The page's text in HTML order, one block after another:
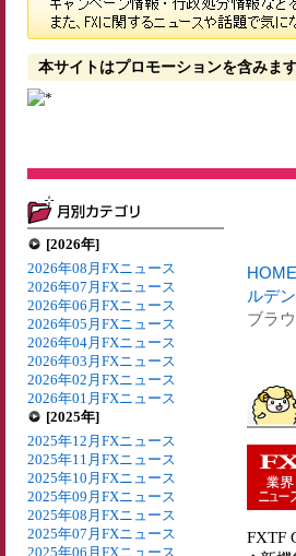
本サイトはプロモーションを含みま
[2026年]
2026年08月FXニュース
2026年07月FXニュース
2026年06月FXニュース
2026年05月FXニュース
2026年04月FXニュース
2026年03月FXニュース
2026年02月FXニュース
2026年01月FXニュース
[2025年]
2025年12月FXニュース
2025年11月FXニュース
2025年10月FXニュース
2025年09月FXニュース
2025年08月FXニュース
2025年07月FXニュース
2025年06月FXニュース
HOME
ルデ
ブラ
FXTF